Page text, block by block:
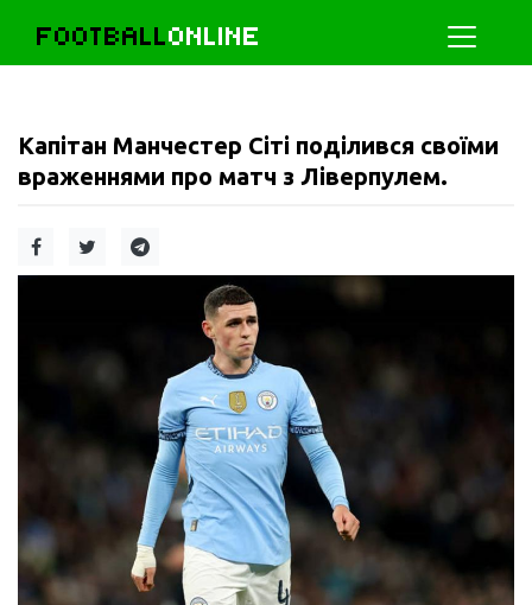
FOOTBALLONLINE
Капітан Манчестер Сіті поділився своїми
враженнями про матч з Ліверпулем.